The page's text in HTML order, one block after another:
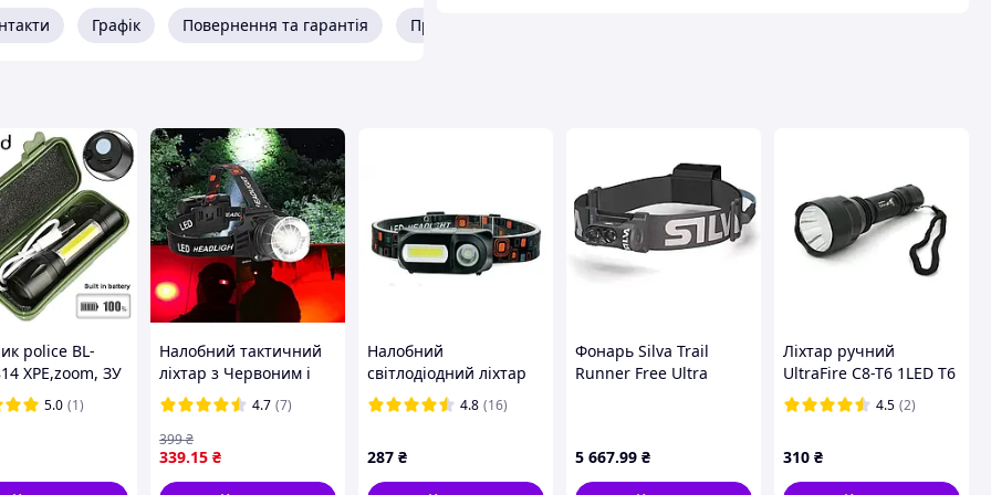
Графік Повернення та гарантія Про продавця
police BL-
XPE,zoom, ЗУ
шт./ясть)
5.0 (1)
Налобний тактичний
ліхтар з Червоним і
Білим світлом зарядка
від USB (Type-C)
акумулятор 18650 2 шт
4.7 (7)
339.15 ₴
399₴
Налобний
світлодіодний ліхтар
KX-1804
4.8 (16)
287 ₴
Фонарь Silva Trail
Runner Free Ultra
5 667.99 ₴
Ліхтар ручний
UltraFire C8-T6 1LED T6
3W 5 режимів
18650/2800mAh Black
4.5 (2)
310 ₴